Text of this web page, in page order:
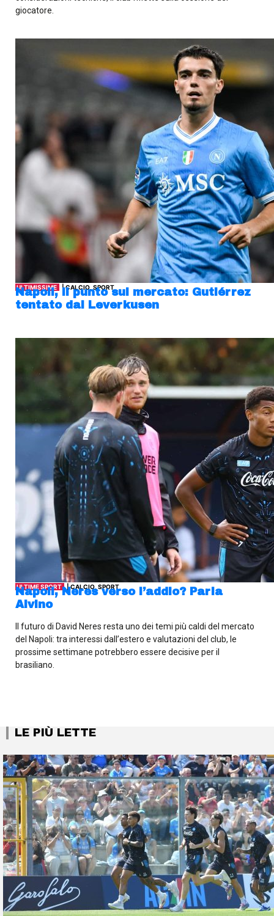
giocatore.
ULTIMISSIME | CALCIO, SPORT
Napoli, il punto sul mercato: Gutiérrez
tentato dal Leverkusen
ULTIME SPORT| CALCIO, SPORT
Napoli, Neres verso l’addio? Parla
Alvino
Il futuro di David Neres resta uno dei temi più caldi del mercato
del Napoli: tra interessi dall’estero e valutazioni del club, le
prossime settimane potrebbero essere decisive per il
brasiliano.
LE PIÙ LETTE